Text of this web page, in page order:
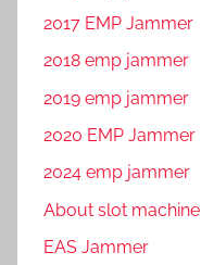
2017 EMP Jammer
2018 emp jammer
2019 emp jammer
2020 EMP Jammer
2024 emp jammer
About slot machine
EAS Jammer